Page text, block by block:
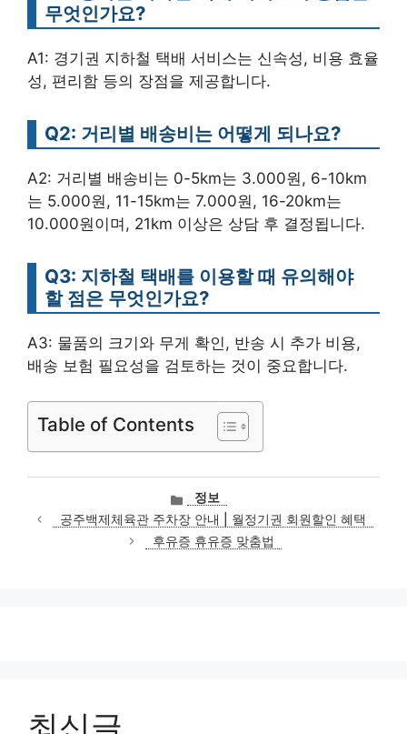
무엇인가요?
A1: 경기권 지하철 택배 서비스는 신속성, 비용 효율
성, 편리함 등의 장점을 제공합니다.
Q2: 거리별 배송비는 어떻게 되나요?
A2: 거리별 배송비는 0-5km는 3.000원, 6-10km
는 5.000원, 11-15km는 7.000원, 16-20km는
10.000원이며, 21km 이상은 상담 후 결정됩니다.
Q3: 지하철 택배를 이용할 때 유의해야
할 점은 무엇인가요?
A3: 물품의 크기와 무게 확인, 반송 시 추가 비용,
배송 보험 필요성을 검토하는 것이 중요합니다.
Table of Contents
카
테
고
리
정보
공주백제체육관 주차장 안내 | 월정기권 회원할인 혜택
후유증 휴유증 맞춤법
최신글